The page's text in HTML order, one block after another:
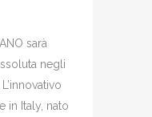
sarà
negli
in Italy, nato